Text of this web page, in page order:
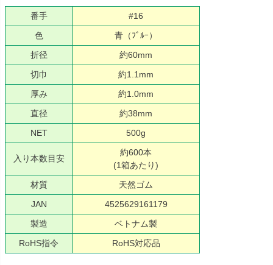
番手
#16
色
青（ﾌﾞﾙｰ）
折径
約60mm
切巾
約1.1mm
厚み
約1.0mm
直径
約38mm
NET
500g
入り本数目安
約600本
(1箱あたり)
材質
天然ゴム
JAN
4525629161179
製造
ベトナム製
RoHS指令
RoHS対応品